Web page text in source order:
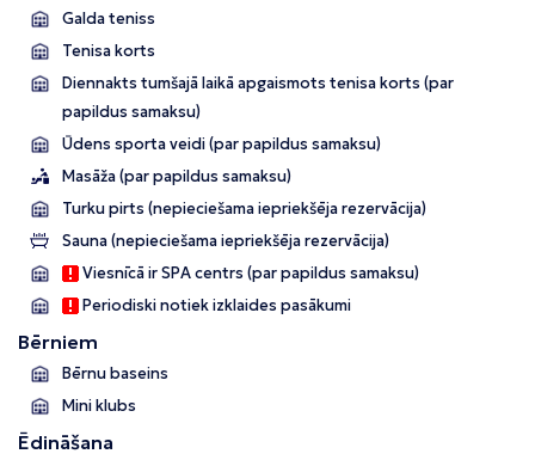
Galda teniss
Tenisa korts
Diennakts tumšajā laikā apgaismots tenisa korts (par
papildus samaksu)
Ūdens sporta veidi (par papildus samaksu)
Masāža (par papildus samaksu)
Turku pirts (nepieciešama iepriekšēja rezervācija)
Sauna (nepieciešama iepriekšēja rezervācija)
Viesnīcā ir SPA centrs (par papildus samaksu)
Periodiski notiek izklaides pasākumi
Bērniem
Bērnu baseins
Mini klubs
Ēdināšana